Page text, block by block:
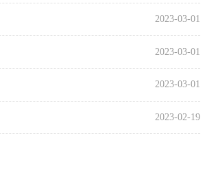
2023-03-01
2023-03-01
2023-03-01
2023-02-19